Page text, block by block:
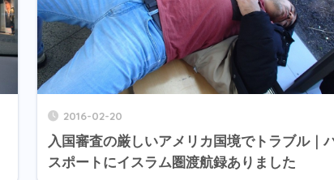
2016-02-20
入国審査の厳しいアメリカ国境でトラブル｜
スポートにイスラム圏渡航録ありました